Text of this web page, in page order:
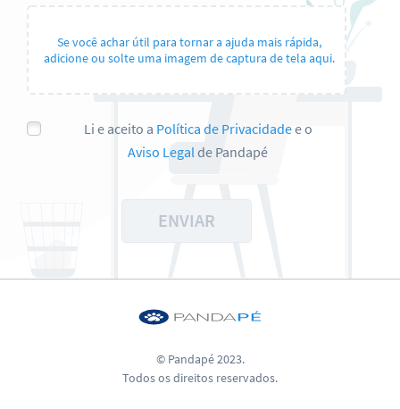
Se você achar útil para tornar a ajuda mais rápida,
adicione ou solte uma imagem de captura de tela aqui.
Li e aceito a Política de Privacidadee o
Aviso Legalde Pandapé
ENVIAR
© Pandapé 2023.
Todos os direitos reservados.